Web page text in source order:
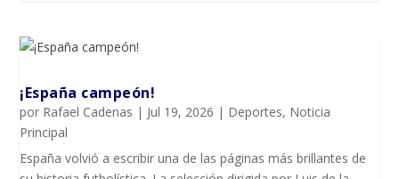
¡España campeón!
por Rafael Cadenas | Jul 19, 2026 | Deportes, Noticia
Principal
España volvió a escribir una de las páginas más brillantes de